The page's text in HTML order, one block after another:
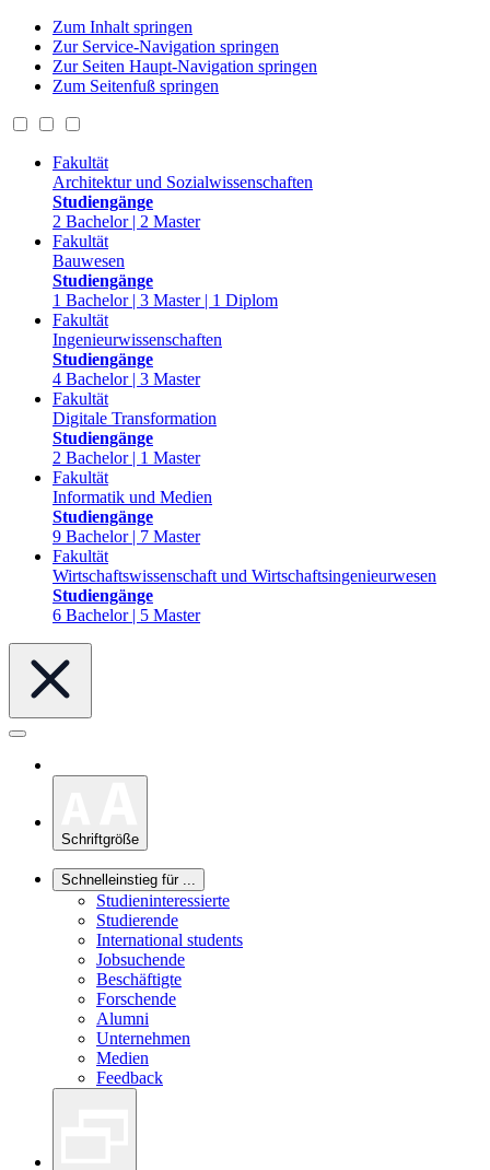
Zum Inhalt springen
Zur Service-Navigation springen
Zur Seiten Haupt-Navigation springen
Zum Seitenfuß springen
Fakultät
Architektur und Sozialwissenschaften
Studiengänge
2 Bachelor | 2 Master
Fakultät
Bauwesen
Studiengänge
1 Bachelor | 3 Master | 1 Diplom
Fakultät
Ingenieurwissenschaften
Studiengänge
4 Bachelor | 3 Master
Fakultät
Digitale Transformation
Studiengänge
2 Bachelor | 1 Master
Fakultät
Informatik und Medien
Studiengänge
9 Bachelor | 7 Master
Fakultät
Wirtschaftswissenschaft und Wirtschaftsingenieurwesen
Studiengänge
6 Bachelor | 5 Master
Schriftgröße
Schnelleinstieg für ...
Studieninteressierte
Studierende
International students
Jobsuchende
Beschäftigte
Forschende
Alumni
Unternehmen
Medien
Feedback